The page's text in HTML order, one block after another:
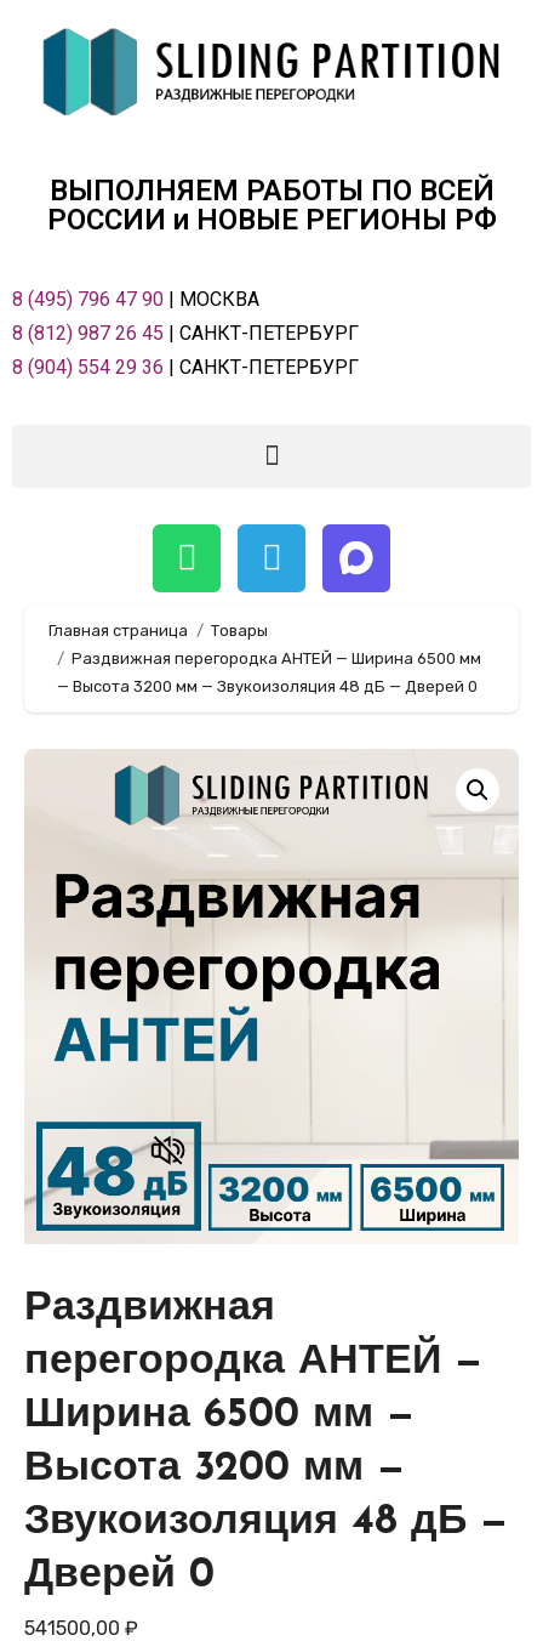
ВЫПОЛНЯЕМ РАБОТЫ ПО ВСЕЙ
РОСCИИ и НОВЫЕ РЕГИОНЫ РФ
8 (495) 796 47 90 | МОСКВА
8 (812) 987 26 45 | САНКТ-ПЕТЕРБУРГ
8 (904) 554 29 36 | САНКТ-ПЕТЕРБУРГ
Главная страница
Товары
Раздвижная перегородка АНТЕЙ — Ширина 6500 мм
— Высота 3200 мм — Звукоизоляция 48 дБ — Дверей 0
Раздвижная
перегородка АНТЕЙ —
Ширина 6500 мм —
Высота 3200 мм —
Звукоизоляция 48 дБ —
Дверей 0
541500,00 ₽